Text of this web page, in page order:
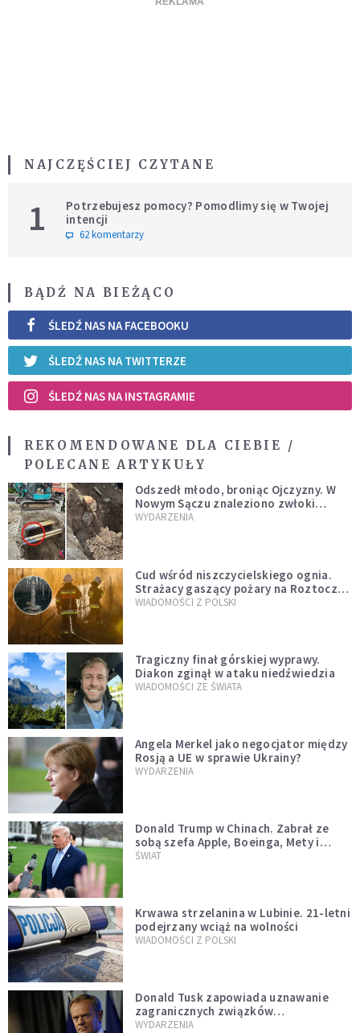
NAJCZĘŚCIEJ CZYTANE
1
Potrzebujesz pomocy? Pomodlimy się w Twojej
intencji
62 komentarzy
BĄDŹ NA BIEŻĄCO
ŚLEDŹ NAS NA FACEBOOKU
ŚLEDŹ NAS NA TWITTERZE
ŚLEDŹ NAS NA INSTAGRAMIE
REKOMENDOWANE DLA CIEBIE /
POLECANE ARTYKUŁY
Odszedł młodo, broniąc Ojczyzny. W
Nowym Sączu znaleziono zwłoki
mężczyzny z czasów potopu
WYDARZENIA
Cud wśród niszczycielskiego ognia.
Strażacy gaszący pożary na Roztoczu
opublikowali niezwykłe zdjęcie
WIADOMOŚCI Z POLSKI
Tragiczny finał górskiej wyprawy.
Diakon zginął w ataku niedźwiedzia
WIADOMOŚCI ZE ŚWIATA
Angela Merkel jako negocjator między
Rosją a UE w sprawie Ukrainy?
WYDARZENIA
Donald Trump w Chinach. Zabrał ze
sobą szefa Apple, Boeinga, Mety i
Muska
ŚWIAT
Krwawa strzelanina w Lubinie. 21-letni
podejrzany wciąż na wolności
WIADOMOŚCI Z POLSKI
Donald Tusk zapowiada uznawanie
zagranicznych związków
jednopłciowych. "Państwo oblało ten
WYDARZENIA